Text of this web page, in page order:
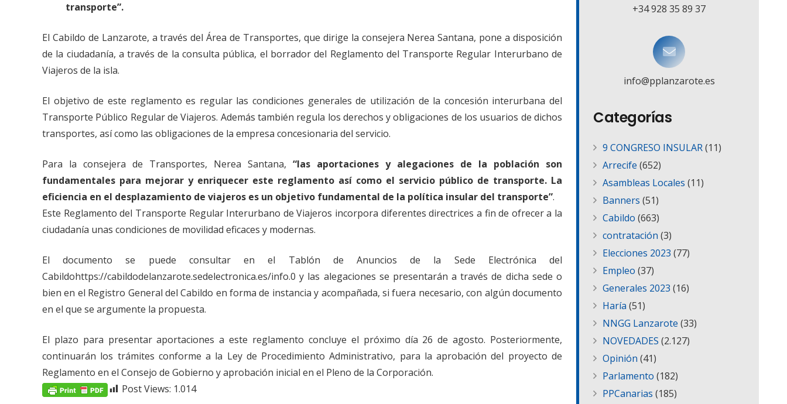
transporte”.
El Cabildo de Lanzarote, a través del Área de Transportes, que dirige la consejera Nerea Santana, pone a disposición
de la ciudadanía, a través de la consulta pública, el borrador del Reglamento del Transporte Regular Interurbano de
Viajeros de la isla.
El objetivo de este reglamento es regular las condiciones generales de utilización de la concesión interurbana del
Transporte Público Regular de Viajeros. Además también regula los derechos y obligaciones de los usuarios de dichos
transportes, así como las obligaciones de la empresa concesionaria del servicio.
Para la consejera de Transportes, Nerea Santana, “las aportaciones y alegaciones de la población son
fundamentales para mejorar y enriquecer este reglamento así como el servicio público de transporte. La
eficiencia en el desplazamiento de viajeros es un objetivo fundamental de la política insular del transporte”.
Este Reglamento del Transporte Regular Interurbano de Viajeros incorpora diferentes directrices a fin de ofrecer a la
ciudadanía unas condiciones de movilidad eficaces y modernas.
El documento se puede consultar en el Tablón de Anuncios de la Sede Electrónica del
Cabildohttps://cabildodelanzarote.sedelectronica.es/info.0 y las alegaciones se presentarán a través de dicha sede o
bien en el Registro General del Cabildo en forma de instancia y acompañada, si fuera necesario, con algún documento
en el que se argumente la propuesta.
El plazo para presentar aportaciones a este reglamento concluye el próximo día 26 de agosto. Posteriormente,
continuarán los trámites conforme a la Ley de Procedimiento Administrativo, para la aprobación del proyecto de
Reglamento en el Consejo de Gobierno y aprobación inicial en el Pleno de la Corporación.
Post Views: 1.014
+34 928 35 89 37
info@pplanzarote.es
Categorías
9 CONGRESO INSULAR(11)
Arrecife (652)
Asambleas Locales (11)
Banners (51)
Cabildo (663)
contratación (3)
Elecciones 2023 (77)
Empleo (37)
Generales 2023 (16)
Haría (51)
NNGG Lanzarote (33)
NOVEDADES (2.127)
Opinión (41)
Parlamento (182)
PPCanarias (185)